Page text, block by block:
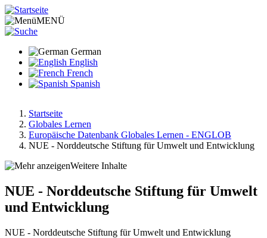
Direkt
zum
Inhalt
MENÜ
German
English
French
Spanish
Pfadnavigation
Startseite
Globales Lernen
Europäische Datenbank Globales Lernen - ENGLOB
NUE - Norddeutsche Stiftung für Umwelt und Entwicklung
Weitere Inhalte
NUE - Norddeutsche Stiftung für Umwelt
und Entwicklung
NUE - Norddeutsche Stiftung für Umwelt und Entwicklung